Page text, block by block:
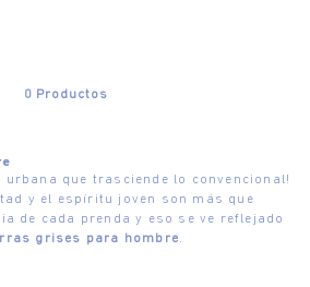
0 Productos
urbana que trasciende lo convencional!
y el espíritu joven son más que
de cada prenda y eso se ve reflejado
grises para hombre.